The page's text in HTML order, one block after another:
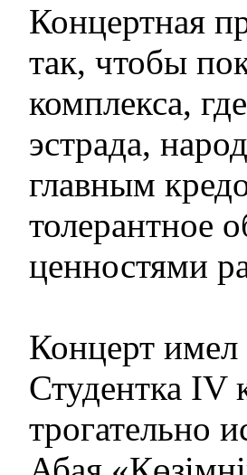
Концертная
так, чтобы
комплекса,
эстрада,
главным
толерантное
ценностями
Концерт
Студентка IV
трогательно